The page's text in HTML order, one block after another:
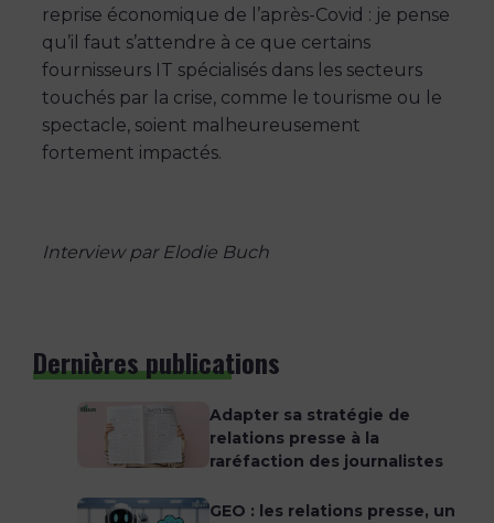
reprise économique de l’après-Covid : je pense
qu’il faut s’attendre à ce que certains
fournisseurs IT spécialisés dans les secteurs
touchés par la crise, comme le tourisme ou le
spectacle, soient malheureusement
fortement impactés.
Interview par Elodie Buch
Dernières publications
Adapter sa stratégie de
relations presse à la
raréfaction des journalistes
GEO : les relations presse, un